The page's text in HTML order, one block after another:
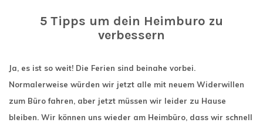
5 Tipps um dein Heimburo zu
verbessern
Ja, es ist so weit! Die Ferien sind beinahe vorbei.
Normalerweise würden wir jetzt alle mit neuem Widerwillen
zum Büro fahren, aber jetzt müssen wir leider zu Hause
bleiben. Wir können uns wieder am Heimbüro, dass wir schnell